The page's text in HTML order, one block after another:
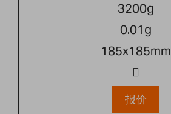
3200g
0.01g
185x185mm
报价